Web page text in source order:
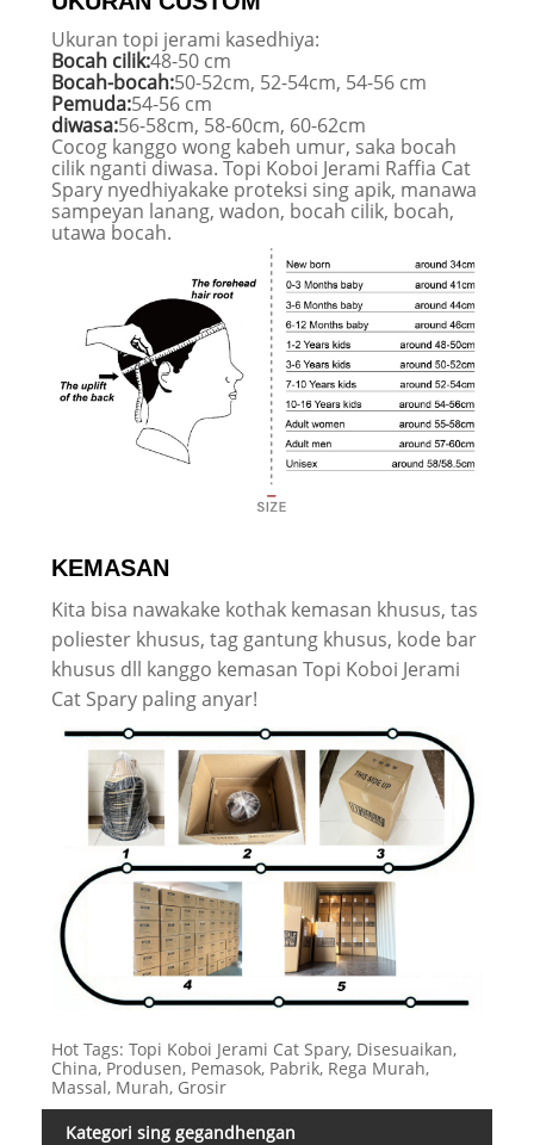
Ukuran topi jerami kasedhiya:
Bocah cilik:48-50 cm
Bocah-bocah:50-52cm, 52-54cm, 54-56 cm
Pemuda:54-56 cm
diwasa:56-58cm, 58-60cm, 60-62cm
Cocog kanggo wong kabeh umur, saka bocah
cilik nganti diwasa. Topi Koboi Jerami Raffia Cat
Spary nyedhiyakake proteksi sing apik, manawa
sampeyan lanang, wadon, bocah cilik, bocah,
utawa bocah.
KEMASAN
Kita bisa nawakake kothak kemasan khusus, tas
poliester khusus, tag gantung khusus, kode bar
khusus dll kanggo kemasan Topi Koboi Jerami
Cat Spary paling anyar!
Hot Tags: Topi Koboi Jerami Cat Spary, Disesuaikan,
China, Produsen, Pemasok, Pabrik, Rega Murah,
Massal, Murah, Grosir
Kategori sing gegandhengan